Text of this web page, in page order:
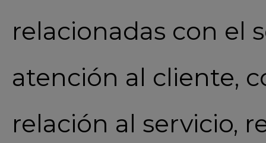
relacionadas con el
atención al cliente,
relación al servicio,